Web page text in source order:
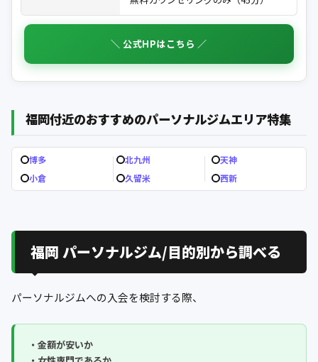
＼ 公式HPはこちら ／
福岡付近のおすすめのパーソナルジムエリア特集
博多 北九州
天神
小倉
久留米 西新
福岡 パーソナルジム/目的別から調べる
パーソナルジムへの入会を検討する際、
・金額が安いか